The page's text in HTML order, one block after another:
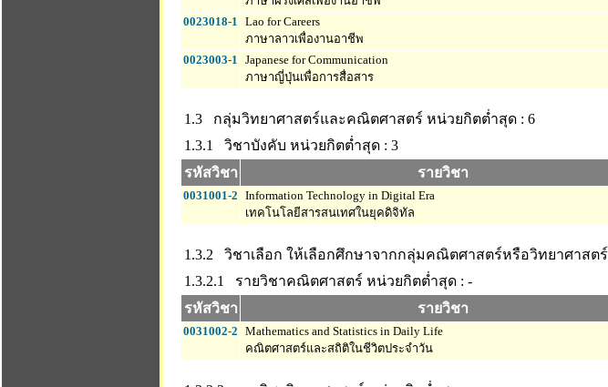
0023018-1 Lao for Careers
ภาษาลาวเพื่องานอาชีพ
0023003-1 Japanese for Communication
ภาษาญี่ปุ่นเพื่อการสื่อสาร
1.3 กลุ่มวิทยาศาสตร์และคณิตศาสตร์ หน่วยกิตต่ำสุด : 6
1.3.1 วิชาบังคับ หน่วยกิตต่ำสุด : 3
รหัสวิชา
รายวิชา
0031001-2 Information Technology in Digital Era
เทคโนโลยีสารสนเทศในยุคดิจิทัล
1.3.2 วิชาเลือก ให้เลือกศึกษาจากกลุ่มคณิตศาสตร์หรือวิทยาศาสตร์
1.3.2.1 รายวิชาคณิตศาสตร์ หน่วยกิตต่ำสุด : -
รหัสวิชา
รายวิชา
0031002-2 Mathematics and Statistics in Daily Life
คณิตศาสตร์และสถิติในชีวิตประจำวัน